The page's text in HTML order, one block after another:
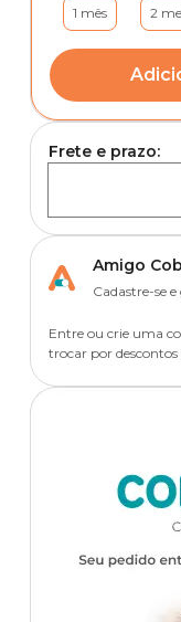
1 mês 2
Frete e prazo:
Amigo
Cadastre-se
Entre ou crie uma
trocar por descontos